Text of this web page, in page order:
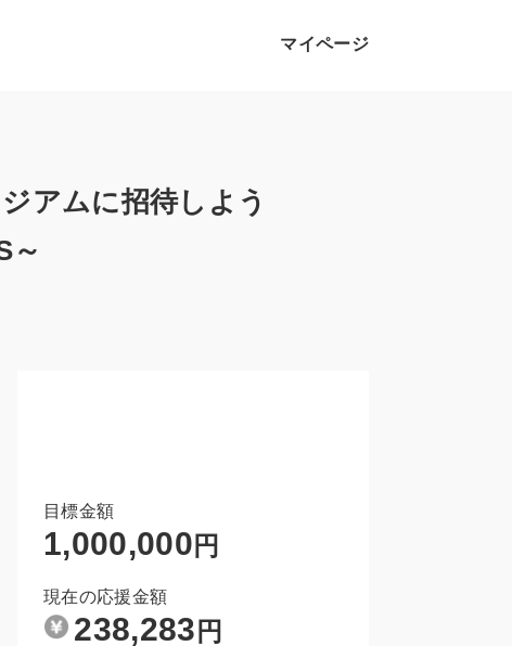
マイページ
アムに招待しよう
～
目標金額
1,000,000 円
現在の応援金額
238,283 円